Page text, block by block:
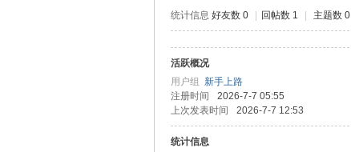
统计信息 好友数 0 回帖数 1 主题数 0
活跃概况
用户组 新手上路
注册时间
2026-7-7 05:55
上次发表时间
2026-7-7 12:53
统计信息